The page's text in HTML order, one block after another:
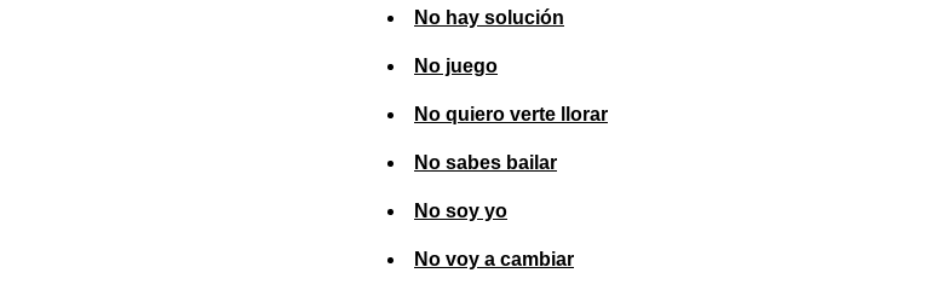
No hay solución
No juego
No quiero verte llorar
No sabes bailar
No soy yo
No voy a cambiar